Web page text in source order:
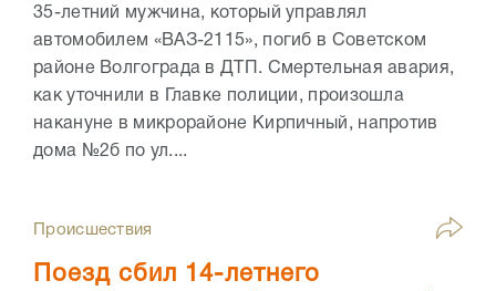
35-летний мужчина, который управлял
автомобилем «ВАЗ-2115», погиб в Советском
районе Волгограда в ДТП. Смертельная авария,
как уточнили в Главке полиции, произошла
накануне в микрорайоне Кирпичный, напротив
дома №2б по ул....
Происшествия
Поезд сбил 14-летнего